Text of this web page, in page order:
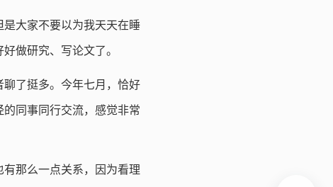
大家不要以为我天天在睡
做研究、写论文了。
了挺多。今年七月，恰好
同事同行交流，感觉非常
那么一点关系，因为看理